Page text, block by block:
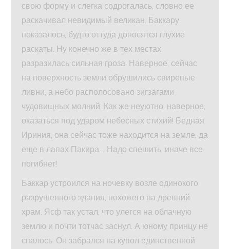
свою форму и слегка содрогалась, словно ее
раскачивал невидимый великан. Баккару
показалось, будто оттуда доносятся глухие
раскаты. Ну конечно же в тех местах
разразилась сильная гроза. Наверное, сейчас
на поверхность земли обрушились свирепые
ливни, а небо располосовано зигзагами
чудовищных молний. Как же неуютно, наверное,
оказаться под ударом небесных стихий! Бедная
Ириния, она сейчас тоже находится на земле, да
еще в лапах Пакира… Надо спешить, иначе все
погибнет!
Баккар устроился на ночевку возле одинокого
разрушенного здания, похожего на древний
храм. Ясф так устал, что улегся на облачную
землю и почти тотчас заснул. А юному принцу не
спалось. Он забрался на купол единственной